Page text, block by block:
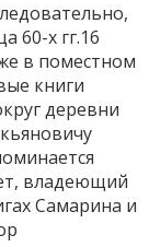
60-х гг.16
в поместном
книги
деревни
владеющий
Самарина и